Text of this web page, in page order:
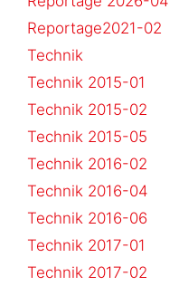
Reportage2021-02
Technik
Technik 2015-01
Technik 2015-02
Technik 2015-05
Technik 2016-02
Technik 2016-04
Technik 2016-06
Technik 2017-01
Technik 2017-02